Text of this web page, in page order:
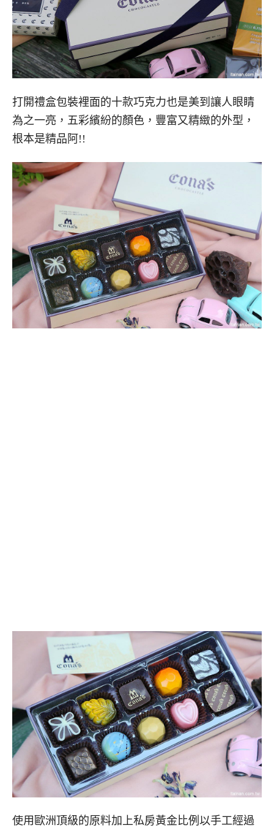
打開禮盒包裝裡面的十款巧克力也是美到讓人眼睛
為之一亮，五彩繽紛的顏色，豐富又精緻的外型，
根本是精品阿!!
使用歐洲頂級的原料加上私房黃金比例以手工經過